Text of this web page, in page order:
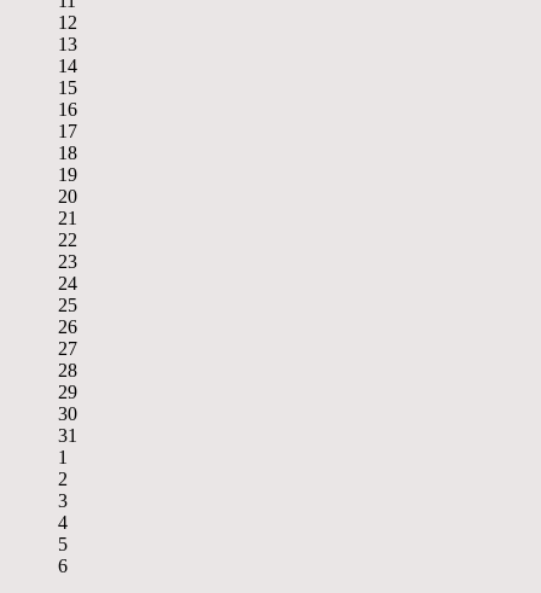
12
13
14
15
16
17
18
19
20
21
22
23
24
25
26
27
28
29
30
31
1
2
3
4
5
6